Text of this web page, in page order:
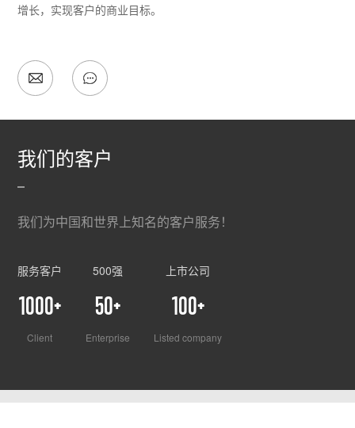
增长，实现客户的商业目标。
我们的客户
我们为中国和世界上知名的客户服务！
服务客户
1000+
Client
500强
50+
Enterprise
上市公司
100+
Listed company